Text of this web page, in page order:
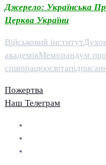
Джерело: Українська
Церква України
Військовий інститут
академіяМеморандум про
співпрацюосвіта
Пожертва
Наш Телеграм